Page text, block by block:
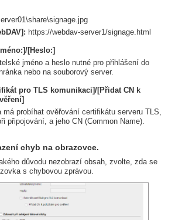
: https://webdav-server1/signage.html
[Heslo:]
jméno a heslo nutné pro přihlášení do
nebo na souborový server.
pro TLS komunikaci]/[Přidat CN k
má probíhat ověřování certifikátu serveru TLS,
připojování, a jeho CN (Common Name).
chyb na obrazovce.
důvodu nezobrazí obsah, zvolte, zda se
s chybovou zprávou.